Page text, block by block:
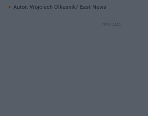
Autor: Wojciech Olkusnik/ East News